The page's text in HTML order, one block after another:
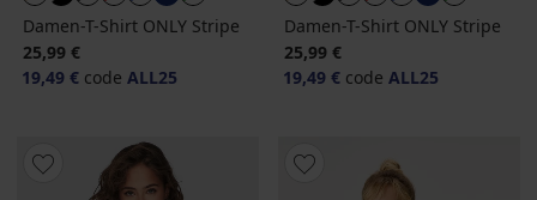
Damen-T-Shirt ONLY Stripe
25,99 €
19,49 € code ALL25
Damen-T-Shirt ONLY Stripe
25,99 €
19,49 € code ALL25